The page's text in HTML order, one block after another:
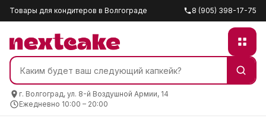
Товары для кондитеров в Волгограде 8 (905) 398-17-75
г. Волгоград, ул. 8-й Воздушной Армии, 14
Ежедневно 10:00 – 20:00